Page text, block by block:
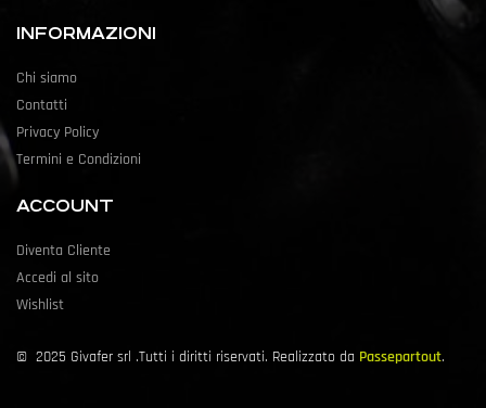
INFORMAZIONI
Chi siamo
Contatti
Privacy Policy
Termini e Condizioni
ACCOUNT
Diventa Cliente
Accedi al sito
Wishlist
© 2025 Givafer srl .Tutti i diritti riservati. Realizzato da Passepartout.